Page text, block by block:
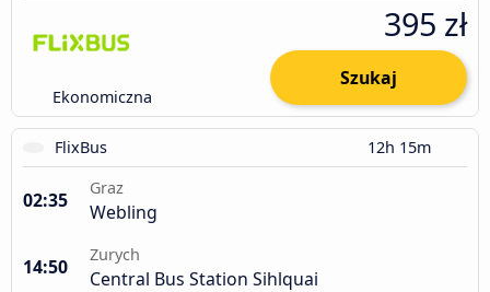
Ekonomiczna
395 zł
Szukaj
FlixBus 12h 15m
02:35
Graz
Webling
14:50
Zurych
Central Bus Station Sihlquai